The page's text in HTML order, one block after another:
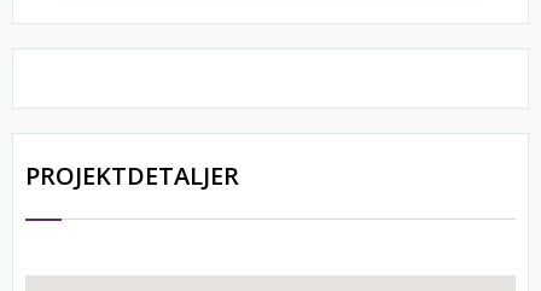
PROJEKTDETALJER